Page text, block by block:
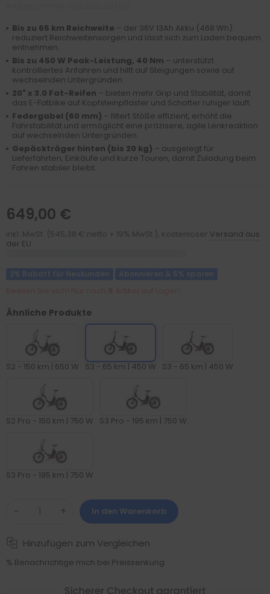
Bis zu 65 km Reichweite – der 36V 13Ah Akku (468 Wh)
reduziert Reichweitensorgen und lässt sich zum Laden bequem
entnehmen.
Bis zu 450 W Peak-Leistung, 40 Nm – unterstützt
kontrolliertes Anfahren und hilft auf Steigungen sowie auf
wechselnden Untergründen.
20" x 3.0 Fat-Reifen – bieten mehr Grip und Stabilität, damit
das E-Fatbike auf Kopfsteinpflaster und Schotter ruhiger läuft.
Federgabel (60 mm) – filtert Stöße effizient, erhöht die
Fahrstabilität und ermöglicht eine präzisere, agile Lenkreaktion
auf wechselnden Untergründen.
Gepäckträger hinten (bis 20 kg) – ausgelegt für
Lieferfahrten, Einkäufe und kurze Touren, damit Zuladung beim
Fahren stabiler bleibt.
649,00 €
inkl. MwSt. (545,38 € netto + 19% MwSt.), kostenloser Versand aus
der EU
Ähnliche Produkte
S2 - 150 km | 650 W S3 - 65 km | 450 W S3 - 65 km | 450 W
S2 Pro - 150 km | 750 W S3 Pro - 195 km | 750 W
S3 Pro - 195 km | 750 W
− + In den Warenkorb
Hinzufügen zum Vergleichen
% Benachrichtige mich bei Preissenkung